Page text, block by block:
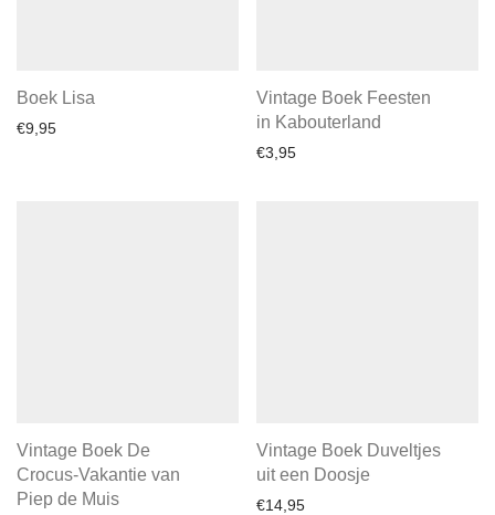
Boek Lisa
€9,95
Vintage Boek Feesten
in Kabouterland
€3,95
Vintage Boek De
Crocus-Vakantie van
Piep de Muis
Vintage Boek Duveltjes
uit een Doosje
€14,95